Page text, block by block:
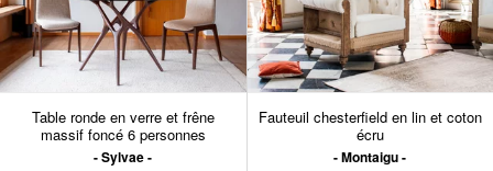
Table ronde en verre et frêne
massif foncé 6 personnes
Sylvae
Fauteuil chesterfield en lin et coton
écru
Montaigu